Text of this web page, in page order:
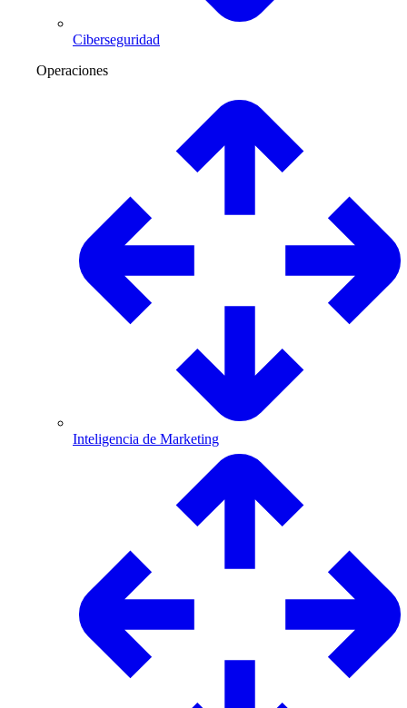
Ciberseguridad
Operaciones
Inteligencia de Marketing